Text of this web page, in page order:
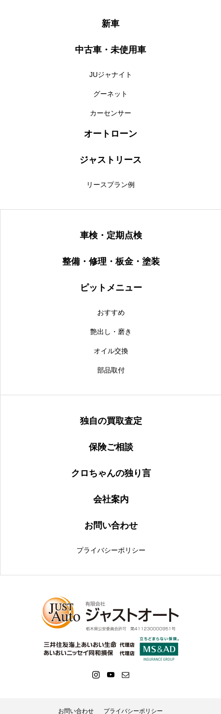
新車
中古車・未使用車
JUジャナイト
グーネット
カーセンサー
オートローン
ジャストリース
リースプラン例
車検・定期点検
整備・修理・板金・塗装
ピットメニュー
おすすめ
艶出し・磨き
オイル交換
部品取付
独自の買取査定
保険ご相談
クロちゃんの独り言
会社案内
お問い合わせ
プライバシーポリシー
お問い合わせ プライバシーポリシー